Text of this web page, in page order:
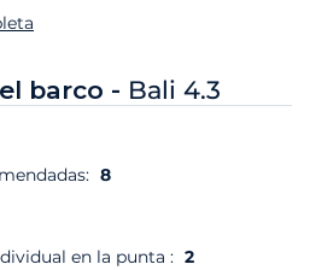
barco - Bali 4.3
8
en la punta : 2